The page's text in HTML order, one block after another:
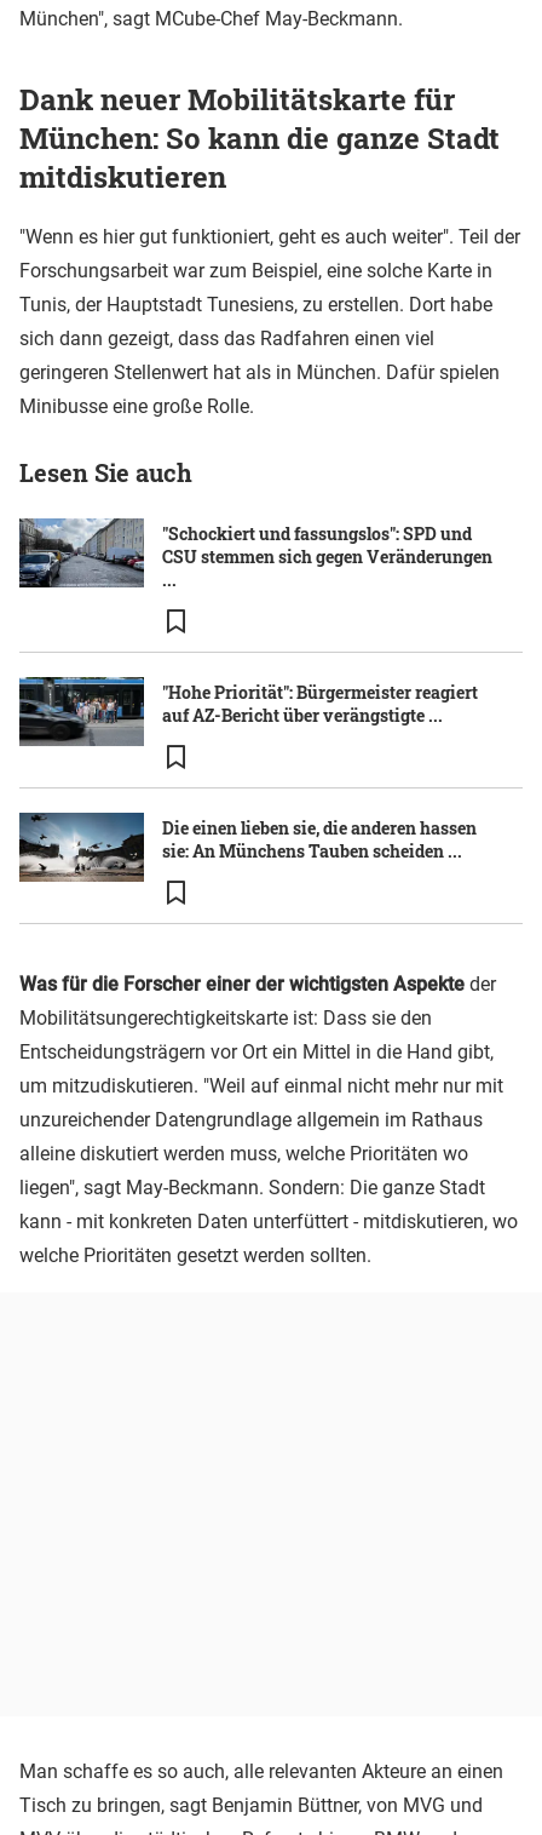
München", sagt MCube-Chef May-Beckmann.
Dank neuer Mobilitätskarte für
München: So kann die ganze Stadt
mitdiskutieren
"Wenn es hier gut funktioniert, geht es auch weiter". Teil der
Forschungsarbeit war zum Beispiel, eine solche Karte in
Tunis, der Hauptstadt Tunesiens, zu erstellen. Dort habe
sich dann gezeigt, dass das Radfahren einen viel
geringeren Stellenwert hat als in München. Dafür spielen
Minibusse eine große Rolle.
Lesen Sie auch
"Schockiert und fassungslos": SPD und
CSU stemmen sich gegen Veränderungen
...
"Hohe Priorität": Bürgermeister reagiert
auf AZ-Bericht über verängstigte ...
Die einen lieben sie, die anderen hassen
sie: An Münchens Tauben scheiden ...
Was für die Forscher einer der wichtigsten Aspekte der
Mobilitätsungerechtigkeitskarte ist: Dass sie den
Entscheidungsträgern vor Ort ein Mittel in die Hand gibt,
um mitzudiskutieren. "Weil auf einmal nicht mehr nur mit
unzureichender Datengrundlage allgemein im Rathaus
alleine diskutiert werden muss, welche Prioritäten wo
liegen", sagt May-Beckmann. Sondern: Die ganze Stadt
kann - mit konkreten Daten unterfüttert - mitdiskutieren, wo
welche Prioritäten gesetzt werden sollten.
Man schaffe es so auch, alle relevanten Akteure an einen
Tisch zu bringen, sagt Benjamin Büttner, von MVG und